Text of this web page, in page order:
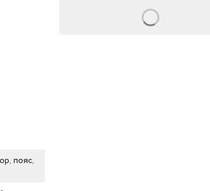
пояс,